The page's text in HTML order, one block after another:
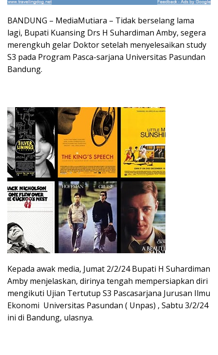
BANDUNG – MediaMutiara – Tidak berselang lama
lagi, Bupati Kuansing Drs H Suhardiman Amby, segera
merengkuh gelar Doktor setelah menyelesaikan study
S3 pada Program Pasca-sarjana Universitas Pasundan
Bandung.
Kepada awak media, Jumat 2/2/24 Bupati H Suhardiman
Amby menjelaskan, dirinya tengah mempersiapkan diri
mengikuti Ujian Tertutup S3 Pascasarjana Jurusan Ilmu
Ekonomi Universitas Pasundan ( Unpas) , Sabtu 3/2/24
ini di Bandung, ulasnya.